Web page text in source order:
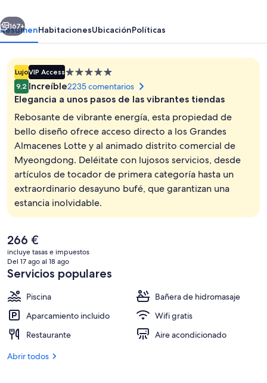
(Formerly:
Lotte
Hotel
Seoul)
2 bares
Siguiente
167+
ResumenHabitacionesUbicaciónPolíticas
LujoVIP AccessAlojamiento
de
5.0 estrellas
9,2 Increíble2235 comentarios
Elegancia a unos pasos de las vibrantes tiendas
Rebosante de vibrante energía, esta propiedad de
bello diseño ofrece acceso directo a los Grandes
Almacenes Lotte y al animado distrito comercial de
Myeongdong. Deléitate con lujosos servicios, desde
artículos de tocador de primera categoría hasta un
extraordinario desayuno bufé, que garantizan una
estancia inolvidable.
El
precio
actual
es
de
266 €
266 €
incluye tasas e impuestos
Del 17 ago al 18 ago
Servicios populares
Piscina
Bañera de hidromasaje
Aparcamiento incluido
Wifi gratis
Restaurante
Aire acondicionado
Abrir todos